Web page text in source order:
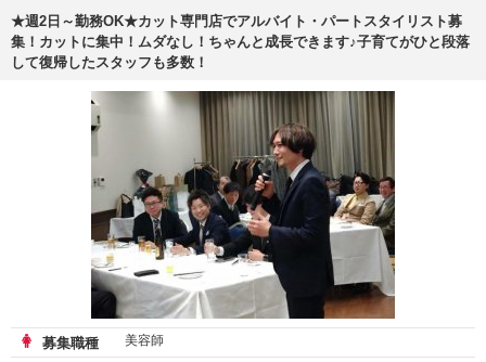
★週2日～勤務OK★カット専門店でアルバイト・パートスタイリスト募
集！カットに集中！ムダなし！ちゃんと成長できます♪子育てがひと段落
して復帰したスタッフも多数！
募集職種 美容師